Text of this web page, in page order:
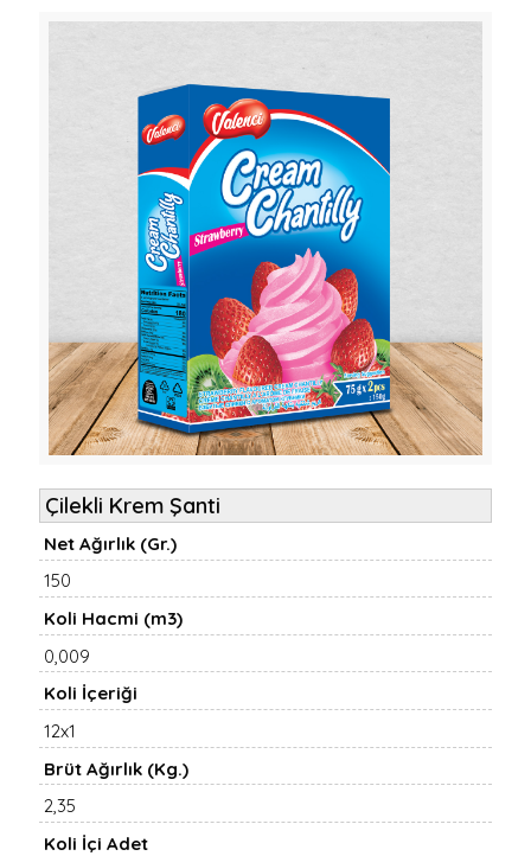
Çilekli Krem Şanti
Net Ağırlık (Gr.)
150
Koli Hacmi (m3)
0,009
Koli İçeriği
12x1
Brüt Ağırlık (Kg.)
2,35
Koli İçi Adet